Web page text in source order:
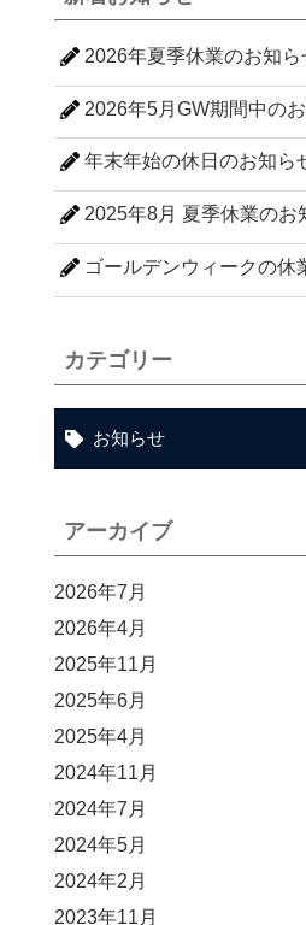
2026年夏季休業のお知ら
2026年5月GW期間中の
年末年始の休日のお知ら
2025年8月 夏季休業のお
ゴールデンウィークの休
カテゴリー
お知らせ
アーカイブ
2026年7月
2026年4月
2025年11月
2025年6月
2025年4月
2024年11月
2024年7月
2024年5月
2024年2月
2023年11月